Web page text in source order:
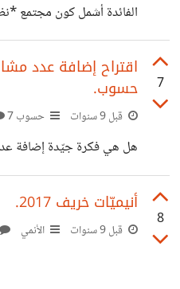
هرطقة
الفائدة أشمل كون مجتمع
يسودُ هذه النّظرية عندنا
أغلبهَا حين أتناقش مع بعضٍ
تعليقات على أيّ منشور
هاته المفاهيم المغلوطة
نظرية التطوّر منها ما
أو
7
اقتراح إضافة عدد
حسوب.
قبل 9 سنوات حسوب I/O7 تعليقات
هل هي فكرة جيّدة إضافة
8
أنيميّات خريف 2017.
قبل 9 سنوات الأنمي